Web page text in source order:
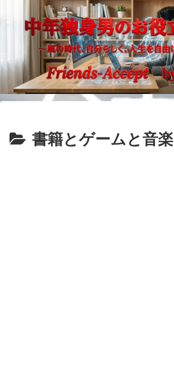
書籍とゲームと音楽